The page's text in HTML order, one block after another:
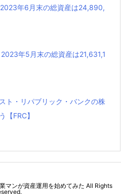
2023年6月末の総資産は24,890,
2023年5月末の総資産は21,631,1
ト・リパブリック・バンクの株
【FRC】
マンが資産運用を始めてみた All Rights